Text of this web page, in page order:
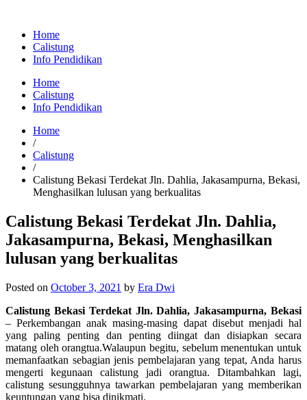
Home
Calistung
Info Pendidikan
Home
Calistung
Info Pendidikan
Home
/
Calistung
/
Calistung Bekasi Terdekat Jln. Dahlia, Jakasampurna, Bekasi,
Menghasilkan lulusan yang berkualitas
Calistung Bekasi Terdekat Jln. Dahlia,
Jakasampurna, Bekasi, Menghasilkan
lulusan yang berkualitas
Posted on October 3, 2021 by Era Dwi
Calistung Bekasi Terdekat Jln. Dahlia, Jakasampurna, Bekasi
–Perkembangan anak masing-masing dapat disebut menjadi hal
yang paling penting dan penting diingat dan disiapkan secara
matang oleh orangtua.Walaupun begitu, sebelum menentukan untuk
memanfaatkan sebagian jenis pembelajaran yang tepat, Anda harus
mengerti kegunaan calistung jadi orangtua. Ditambahkan lagi,
calistung sesungguhnya tawarkan pembelajaran yang memberikan
keuntungan yang bisa dinikmati.